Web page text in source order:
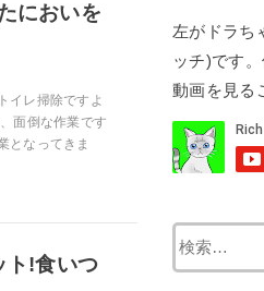
においを
イレ掃除ですよ
面倒な作業です
となってきま
ト!食いつ
左がドラち
ッチ)です
動画を見る